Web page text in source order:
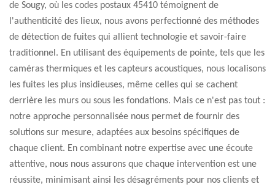
de Sougy, où les codes postaux 45410 témoignent de
l'authenticité des lieux, nous avons perfectionné des méthodes
de détection de fuites qui allient technologie et savoir-faire
traditionnel. En utilisant des équipements de pointe, tels que les
caméras thermiques et les capteurs acoustiques, nous localisons
les fuites les plus insidieuses, même celles qui se cachent
derrière les murs ou sous les fondations. Mais ce n'est pas tout :
notre approche personnalisée nous permet de fournir des
solutions sur mesure, adaptées aux besoins spécifiques de
chaque client. En combinant notre expertise avec une écoute
attentive, nous nous assurons que chaque intervention est une
réussite, minimisant ainsi les désagréments pour nos clients et